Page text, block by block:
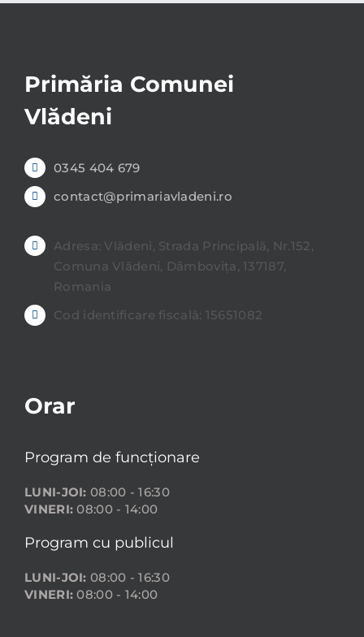
Primăria Comunei
Vlădeni
0345 404 679
contact@primariavladeni.ro
Adresa: Vlădeni, Strada Principală, Nr.152,
Comuna Vlădeni, Dâmbovița, 137187,
Romania
Cod identificare fiscală: 15651082
Orar
Program de funcționare
LUNI-JOI: 08:00 - 16:30
VINERI: 08:00 - 14:00
Program cu publicul
LUNI-JOI: 08:00 - 16:30
VINERI: 08:00 - 14:00